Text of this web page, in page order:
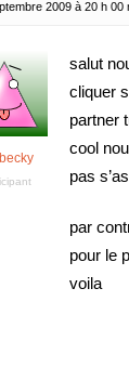
2009 à 20 h 00
salut
cliquer
partner
cool
pas
par
pour le
voila